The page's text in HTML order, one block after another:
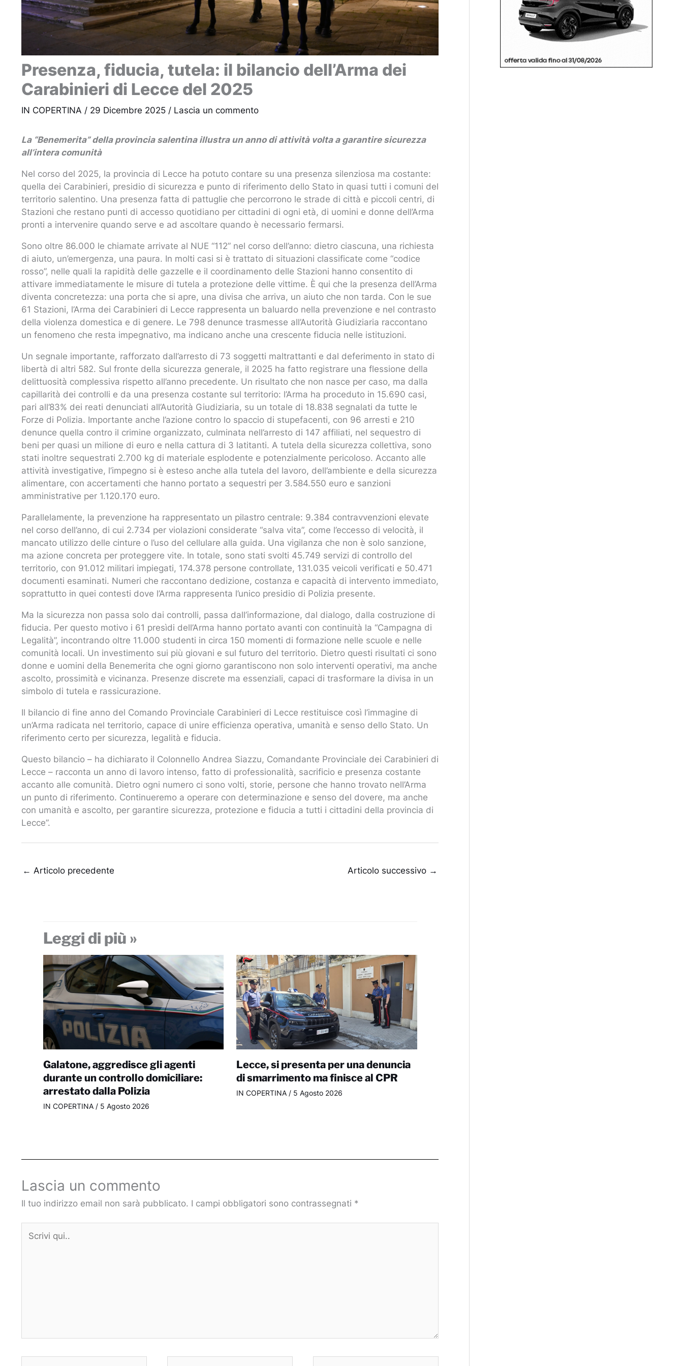
Presenza, fiducia, tutela: il bilancio dell’Arma dei
Carabinieri di Lecce del 2025
IN COPERTINA / 29 Dicembre 2025 / Lascia un commento
La “Benemerita” della provincia salentina illustra un anno di attività volta a garantire sicurezza
all’intera comunità
Nel corso del 2025, la provincia di Lecce ha potuto contare su una presenza silenziosa ma costante:
quella dei Carabinieri, presidio di sicurezza e punto di riferimento dello Stato in quasi tutti i comuni del
territorio salentino. Una presenza fatta di pattuglie che percorrono le strade di città e piccoli centri, di
Stazioni che restano punti di accesso quotidiano per cittadini di ogni età, di uomini e donne dell’Arma
pronti a intervenire quando serve e ad ascoltare quando è necessario fermarsi.
Sono oltre 86.000 le chiamate arrivate al NUE “112” nel corso dell’anno: dietro ciascuna, una richiesta
di aiuto, un’emergenza, una paura. In molti casi si è trattato di situazioni classificate come “codice
rosso”, nelle quali la rapidità delle gazzelle e il coordinamento delle Stazioni hanno consentito di
attivare immediatamente le misure di tutela a protezione delle vittime. È qui che la presenza dell’Arma
diventa concretezza: una porta che si apre, una divisa che arriva, un aiuto che non tarda. Con le sue
61 Stazioni, l’Arma dei Carabinieri di Lecce rappresenta un baluardo nella prevenzione e nel contrasto
della violenza domestica e di genere. Le 798 denunce trasmesse all’Autorità Giudiziaria raccontano
un fenomeno che resta impegnativo, ma indicano anche una crescente fiducia nelle istituzioni.
Un segnale importante, rafforzato dall’arresto di 73 soggetti maltrattanti e dal deferimento in stato di
libertà di altri 582. Sul fronte della sicurezza generale, il 2025 ha fatto registrare una flessione della
delittuosità complessiva rispetto all’anno precedente. Un risultato che non nasce per caso, ma dalla
capillarità dei controlli e da una presenza costante sul territorio: l’Arma ha proceduto in 15.690 casi,
pari all’83% dei reati denunciati all’Autorità Giudiziaria, su un totale di 18.838 segnalati da tutte le
Forze di Polizia. Importante anche l’azione contro lo spaccio di stupefacenti, con 96 arresti e 210
denunce quella contro il crimine organizzato, culminata nell’arresto di 147 affiliati, nel sequestro di
beni per quasi un milione di euro e nella cattura di 3 latitanti. A tutela della sicurezza collettiva, sono
stati inoltre sequestrati 2.700 kg di materiale esplodente e potenzialmente pericoloso. Accanto alle
attività investigative, l’impegno si è esteso anche alla tutela del lavoro, dell’ambiente e della sicurezza
alimentare, con accertamenti che hanno portato a sequestri per 3.584.550 euro e sanzioni
amministrative per 1.120.170 euro.
Parallelamente, la prevenzione ha rappresentato un pilastro centrale: 9.384 contravvenzioni elevate
nel corso dell’anno, di cui 2.734 per violazioni considerate “salva vita”, come l’eccesso di velocità, il
mancato utilizzo delle cinture o l’uso del cellulare alla guida. Una vigilanza che non è solo sanzione,
ma azione concreta per proteggere vite. In totale, sono stati svolti 45.749 servizi di controllo del
territorio, con 91.012 militari impiegati, 174.378 persone controllate, 131.035 veicoli verificati e 50.471
documenti esaminati. Numeri che raccontano dedizione, costanza e capacità di intervento immediato,
soprattutto in quei contesti dove l’Arma rappresenta l’unico presidio di Polizia presente.
Ma la sicurezza non passa solo dai controlli, passa dall’informazione, dal dialogo, dalla costruzione di
fiducia. Per questo motivo i 61 presìdi dell’Arma hanno portato avanti con continuità la “Campagna di
Legalità”, incontrando oltre 11.000 studenti in circa 150 momenti di formazione nelle scuole e nelle
comunità locali. Un investimento sui più giovani e sul futuro del territorio. Dietro questi risultati ci sono
donne e uomini della Benemerita che ogni giorno garantiscono non solo interventi operativi, ma anche
ascolto, prossimità e vicinanza. Presenze discrete ma essenziali, capaci di trasformare la divisa in un
simbolo di tutela e rassicurazione.
Il bilancio di fine anno del Comando Provinciale Carabinieri di Lecce restituisce così l’immagine di
un’Arma radicata nel territorio, capace di unire efficienza operativa, umanità e senso dello Stato. Un
riferimento certo per sicurezza, legalità e fiducia.
Questo bilancio – ha dichiarato il Colonnello Andrea Siazzu, Comandante Provinciale dei Carabinieri di
Lecce – racconta un anno di lavoro intenso, fatto di professionalità, sacrificio e presenza costante
accanto alle comunità. Dietro ogni numero ci sono volti, storie, persone che hanno trovato nell’Arma
un punto di riferimento. Continueremo a operare con determinazione e senso del dovere, ma anche
con umanità e ascolto, per garantire sicurezza, protezione e fiducia a tutti i cittadini della provincia di
Lecce”.
← Articolo precedente Articolo successivo →
Leggi di più »
Galatone, aggredisce gli agenti
durante un controllo domiciliare:
arrestato dalla Polizia
IN COPERTINA/ 5 Agosto 2026
Lecce, si presenta per una denuncia
di smarrimento ma finisce al CPR
IN COPERTINA / 5 Agosto 2026
Lascia un commento
Il tuo indirizzo email non sarà pubblicato. I campi obbligatori sono contrassegnati *
qui..